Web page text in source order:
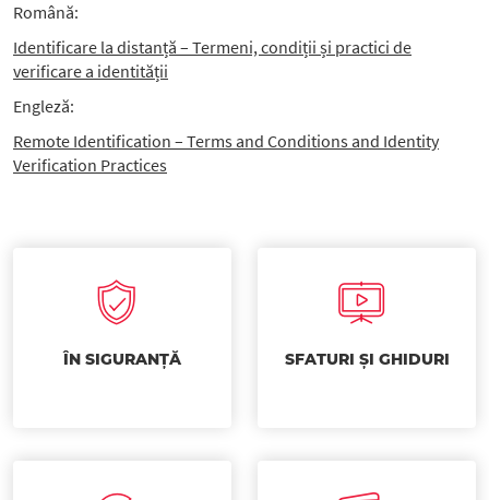
Română:
Identificare la distanță – Termeni, condiții și practici de
verificare a identității
Engleză:
Remote Identification – Terms and Conditions and Identity
Verification Practices
ÎN SIGURANȚĂ SFATURI ȘI GHIDURI